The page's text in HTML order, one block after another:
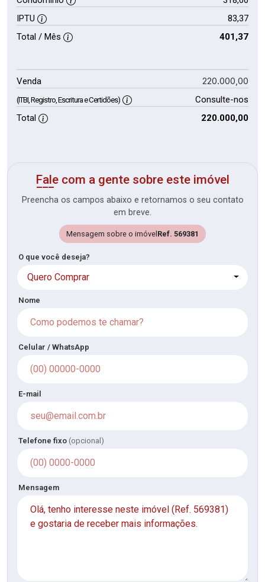
IPTU
83,37
Total / Mês
401,37
Venda 220.000,00
(ITBI, Registro, Escritura e Certidões)
Consulte-nos
Total
220.000,00
Fale com a gente sobre este imóvel
Preencha os campos abaixo e retornamos o seu contato
em breve.
Mensagem sobre o imóvelRef. 569381
O que você deseja?
Quero Comprar
Nome
Celular / WhatsApp
E-mail
Telefone fixo (opcional)
Mensagem